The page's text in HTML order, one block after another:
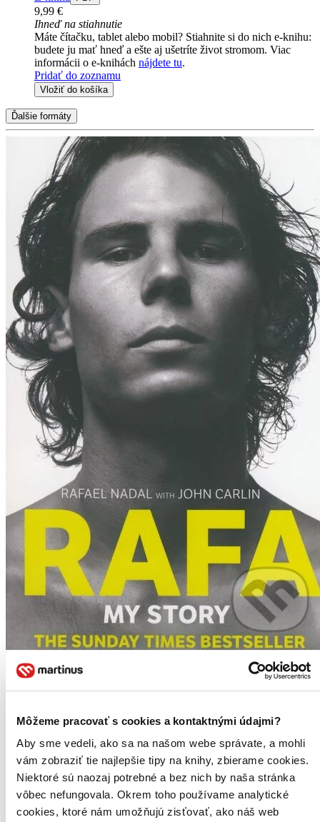
Môžeme pracovať s cookies a kontaktnými údajmi?
Aby sme vedeli, ako sa na našom webe správate, a mohli
vám zobraziť tie najlepšie tipy na knihy, zbierame cookies.
Niektoré sú naozaj potrebné a bez nich by naša stránka
vôbec nefungovala. Okrem toho používame analytické
cookies, ktoré nám umožňujú zisťovať, ako náš web
9,99 €
Ihneď na stiahnutie
Máte čítačku, tablet alebo mobil? Stiahnite si do nich e-knihu:
budete ju mať hneď a ešte aj ušetríte život stromom. Viac
informácii o e-knihách nájdete tu.
Pridať do zoznamu
Vložiť do košíka
Ďalšie formáty
EN
Rafael Nadal
The Sunday Times bestselling autobiography from the greatest
tennis player of his generation No tennis player since Andre Agassi
has captivated the world like Rafael Nadal. He's a rarity in today's
sporting arena ...
Kniha brožovaná väzba